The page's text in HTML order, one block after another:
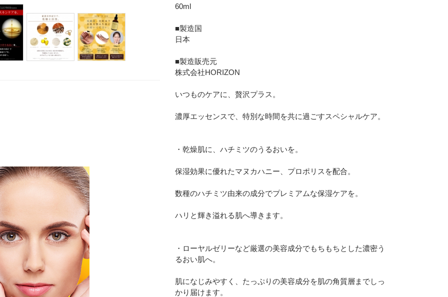
Eメール
60ml
■製造国
日本
■製造販売元
株式会社HORIZON
いつものケアに、贅沢プラス。
濃厚エッセンスで、特別な時間を共に過ごすスペシャルケア。
・乾燥肌に、ハチミツのうるおいを。
保湿効果に優れたマヌカハニー、プロポリスを配合。
数種のハチミツ由来の成分でプレミアムな保湿ケアを。
ハリと輝き溢れる肌へ導きます。
・ローヤルゼリーなど厳選の美容成分でもちもちとした濃密う
るおい肌へ。
肌になじみやすく、たっぷりの美容成分を肌の角質層までしっ
かり届けます。